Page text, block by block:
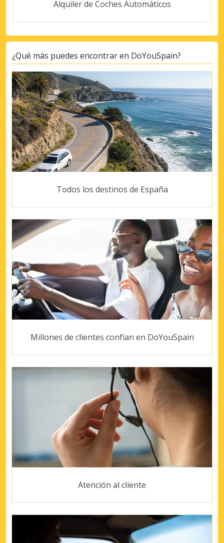
Alquiler de Coches Automáticos
¿Qué más puedes encontrar en DoYouSpain?
Todos los destinos de España
Millones de clientes confían en DoYouSpain
Atención al cliente